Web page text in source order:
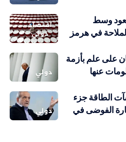
اقتصاد
دولي
وسط
في هرمز
دولي
على علم بأزمة
عنها
دولي
الطاقة جزء
الفوضى في